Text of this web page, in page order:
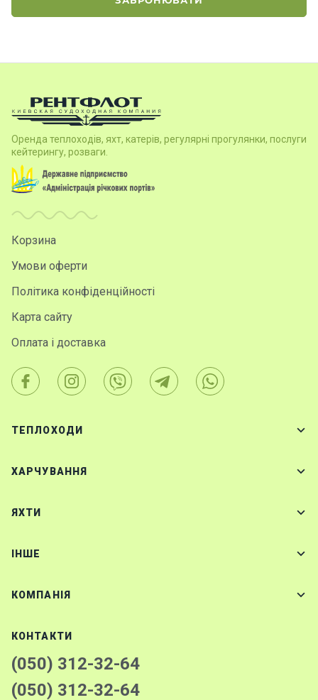
Оренда теплоходів, яхт, катерів, регулярні прогулянки, послуги
кейтерингу, розваги.
Корзина
Умови оферти
Політика конфіденційності
Карта сайту
Оплата і доставка
ТЕПЛОХОДИ
ХАРЧУВАННЯ
ЯХТИ
IНШЕ
КОМПАНІЯ
КОНТАКТИ
(050) 312-32-64
(050) 312-32-64